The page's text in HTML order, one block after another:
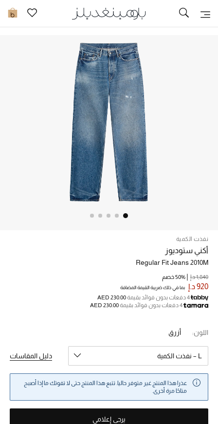
0 تخفيضات
خصم حتى 70%
تسوقوا الآن
ما وصلنا حديثاً
النساء
الحقائب النسائية
نفذت الكمية
أكني ستوديوز
Regular Fit Jeans 2010M
920 د.إ بما في ذلك ضريبة القيمة المضافة
1,840 د.إ 50% خصم
4 دفعات بدون فوائد بقيمة
AED 230.00
4 دفعات بدون فوائد بقيمة
AED 230.00
اللون: أزرق
L – نفذت الكمية دليل المقاسات
عذرا هذا المنتج غير متوفر حاليا. تتبع هذا المنتج حتى لا تفوتك ما إذا أصبح
متاحًا مرة أخرى.
يرجى إعلامي